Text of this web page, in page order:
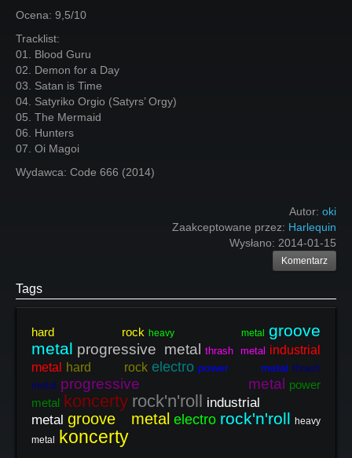
Ocena: 9,5/10
Tracklist:
01. Blood Guru
02. Demon for a Day
03. Satan is Time
04. Satyriko Orgio (Satyrs’ Orgy)
05. The Mermaid
06. Hunters
07. Oi Magoi
Wydawca: Code 666 (2014)
Autor: oki
Zaakceptowane przez: Harlequin
Wysłano: 2014-01-15
Komentarz
Tags
hard rock heavy metal groove
metal progressive metal thrash metal industrial
metal
hard rock electro power metal thrash
metal progressive metal
power
metal koncerty rock'n'roll industrial
metal groove metal electro rock'n'roll heavy
metal
koncerty